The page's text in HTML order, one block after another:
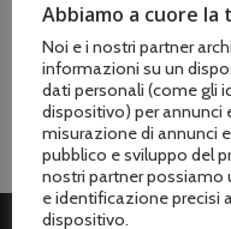
Tecnogarden
Abbiamo a cuore la
Noi e i nostri partner
informazioni su un
dati personali (come gli
dispositivo) per annunci
misurazione di annunci
pubblico e sviluppo del
nostri partner
e identificazione precisi
dispositivo.